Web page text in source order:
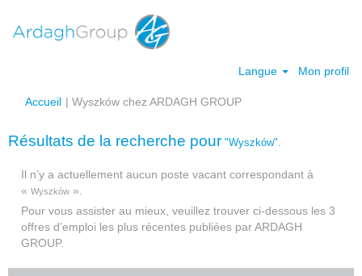
Langue Mon profil
Accueil | Wyszków chez ARDAGH GROUP(page
Résultats de la recherche pour "Wyszków".
Il n’y a actuellement aucun poste vacant correspondant à
« Wyszków ».
Pour vous assister au mieux, veuillez trouver ci-dessous les 3
offres d’emploi les plus récentes publiées par ARDAGH
GROUP.